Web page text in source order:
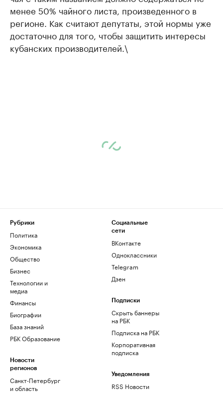
менее 50% чайного листа, произведенного в
регионе. Как считают депутаты, этой нормы уже
достаточно для того, чтобы защитить интересы
кубанских производителей.\
Рубрики
Политика
Экономика
Общество
Бизнес
Технологии и
медиа
Финансы
Биографии
База знаний
РБК Образование
Новости
регионов
Санкт-Петербург
и область
Социальные
сети
ВКонтакте
Одноклассники
Telegram
Дзен
Подписки
Скрыть баннеры
на РБК
Подписка на РБК
Корпоративная
подписка
Уведомления
RSS Новости